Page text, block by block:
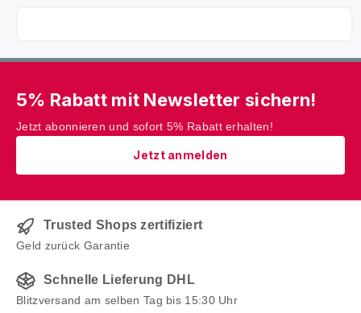
5% Rabatt mit Newsletter sichern!
Jetzt abonnieren und sofort 5% Rabatt erhalten!
Jetzt anmelden
Trusted Shops zertifiziert
Geld zurück Garantie
Schnelle Lieferung DHL
Blitzversand am selben Tag bis 15:30 Uhr